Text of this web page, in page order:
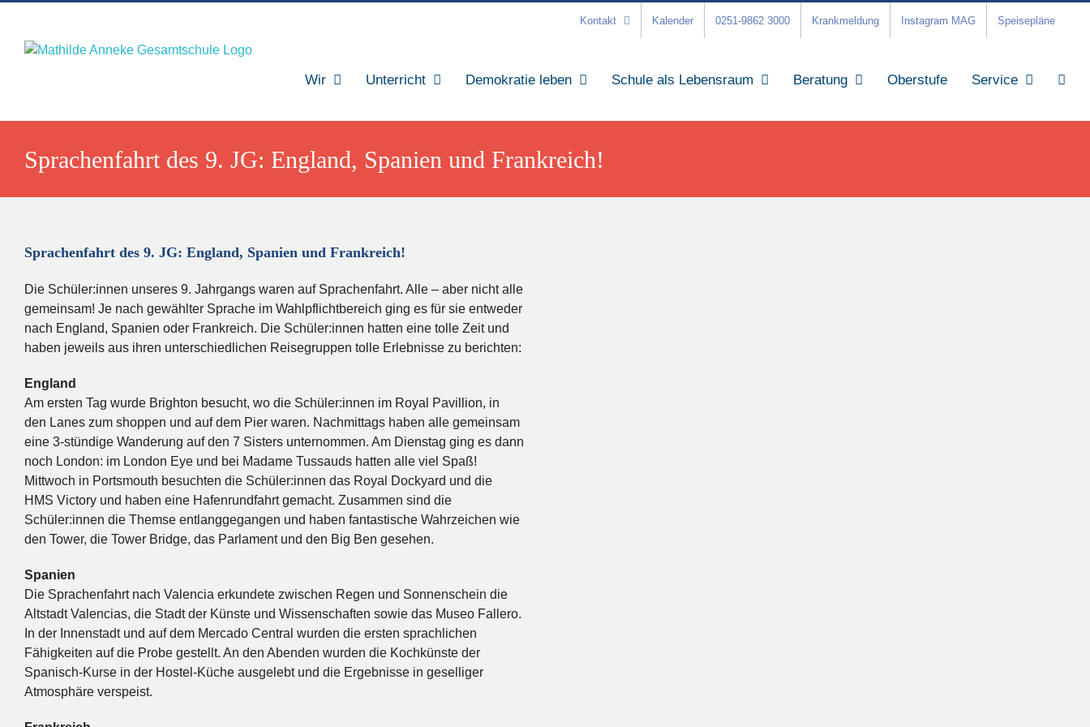
springen
Kontakt Kalender 0251-9862 3000 Krankmeldung Instagram MAG Speisepläne
Wir Unterricht Demokratie leben Schule als Lebensraum Beratung Oberstufe Service
Sprachenfahrt des 9. JG: England, Spanien und Frankreich!
Sprachenfahrt des 9. JG: England, Spanien und Frankreich!
Die Schüler:innen unseres 9. Jahrgangs waren auf Sprachenfahrt. Alle – aber nicht alle
gemeinsam! Je nach gewählter Sprache im Wahlpflichtbereich ging es für sie entweder
nach England, Spanien oder Frankreich. Die Schüler:innen hatten eine tolle Zeit und
haben jeweils aus ihren unterschiedlichen Reisegruppen tolle Erlebnisse zu berichten:
England
Am ersten Tag wurde Brighton besucht, wo die Schüler:innen im Royal Pavillion, in
den Lanes zum shoppen und auf dem Pier waren. Nachmittags haben alle gemeinsam
eine 3-stündige Wanderung auf den 7 Sisters unternommen. Am Dienstag ging es dann
noch London: im London Eye und bei Madame Tussauds hatten alle viel Spaß!
Mittwoch in Portsmouth besuchten die Schüler:innen das Royal Dockyard und die
HMS Victory und haben eine Hafenrundfahrt gemacht. Zusammen sind die
Schüler:innen die Themse entlanggegangen und haben fantastische Wahrzeichen wie
den Tower, die Tower Bridge, das Parlament und den Big Ben gesehen.
Spanien
Die Sprachenfahrt nach Valencia erkundete zwischen Regen und Sonnenschein die
Altstadt Valencias, die Stadt der Künste und Wissenschaften sowie das Museo Fallero.
In der Innenstadt und auf dem Mercado Central wurden die ersten sprachlichen
Fähigkeiten auf die Probe gestellt. An den Abenden wurden die Kochkünste der
Spanisch-Kurse in der Hostel-Küche ausgelebt und die Ergebnisse in geselliger
Atmosphäre verspeist.